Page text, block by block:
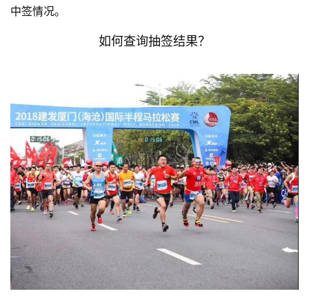
中签情况。
如何查询抽签结果？